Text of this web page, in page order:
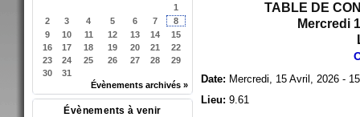
1
2
3 4 5 6 7
8
9
10 11 12 13 14
15
16
17 18 19 20 21
22
23
24 25 26 27 28
29
30
31
Évènements archivés »
Évènements à venir
TABLE DE
Mercredi
Date: Mercredi, 15 Avril, 2026 -
Lieu: 9.61